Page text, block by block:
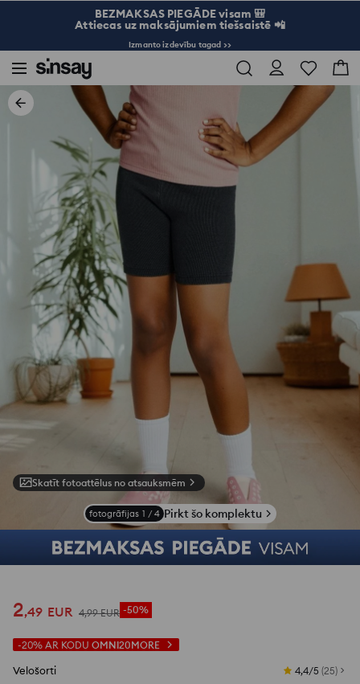
BEZMAKSAS PIEGĀDE visam 🎒
Attiecas uz maksājumiem tiešsaistē 📲
Izmanto izdevību tagad >>
Skatīt fotoattēlus no atsauksmēm
fotogrāfijas 1 / 4 Pirkt šo komplektu
2,49 EUR 4,99 EUR -50%
-20% AR KODU OMNI20MORE
Velošorti 4,4/5 (25)